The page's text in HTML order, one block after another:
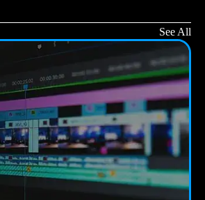
See All